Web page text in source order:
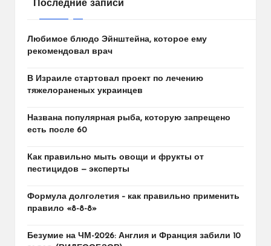
Последние записи
Любимое блюдо Эйнштейна, которое ему
рекомендовал врач
В Израиле стартовал проект по лечению
тяжелораненых украинцев
Названа популярная рыба, которую запрещено
есть после 60
Как правильно мыть овощи и фрукты от
пестицидов — эксперты
Формула долголетия – как правильно применить
правило «8-8-8»
Безумие на ЧМ-2026: Англия и Франция забили 10